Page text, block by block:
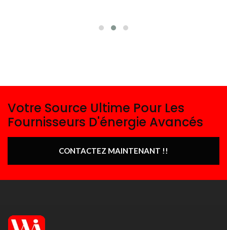
Votre Source Ultime Pour Les
Fournisseurs D'énergie Avancés
CONTACTEZ MAINTENANT !!